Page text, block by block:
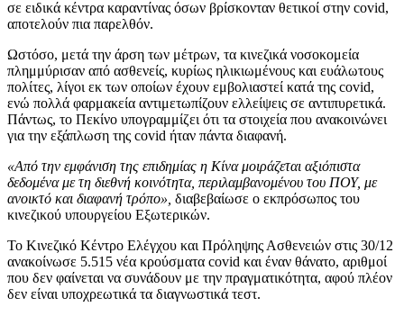
σε ειδικά κέντρα καραντίνας όσων βρίσκονταν θετικοί στην covid,
αποτελούν πια παρελθόν.
Ωστόσο, μετά την άρση των μέτρων, τα κινεζικά νοσοκομεία
πλημμύρισαν από ασθενείς, κυρίως ηλικιωμένους και ευάλωτους
πολίτες, λίγοι εκ των οποίων έχουν εμβολιαστεί κατά της covid,
ενώ πολλά φαρμακεία αντιμετωπίζουν ελλείψεις σε αντιπυρετικά.
Πάντως, το Πεκίνο υπογραμμίζει ότι τα στοιχεία που ανακοινώνει
για την εξάπλωση της covid ήταν πάντα διαφανή.
«Από την εμφάνιση της επιδημίας η Κίνα μοιράζεται αξιόπιστα
δεδομένα με τη διεθνή κοινότητα, περιλαμβανομένου του ΠΟΥ, με
ανοικτό και διαφανή τρόπο», διαβεβαίωσε ο εκπρόσωπος του
κινεζικού υπουργείου Εξωτερικών.
Το Κινεζικό Κέντρο Ελέγχου και Πρόληψης Ασθενειών στις 30/12
ανακοίνωσε 5.515 νέα κρούσματα covid και έναν θάνατο, αριθμοί
που δεν φαίνεται να συνάδουν με την πραγματικότητα, αφού πλέον
δεν είναι υποχρεωτικά τα διαγνωστικά τεστ.